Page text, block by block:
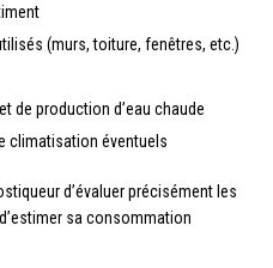
(murs, toiture, fenêtres, etc.)
de production d’eau chaude
climatisation éventuels
d’évaluer précisément les
sa consommation